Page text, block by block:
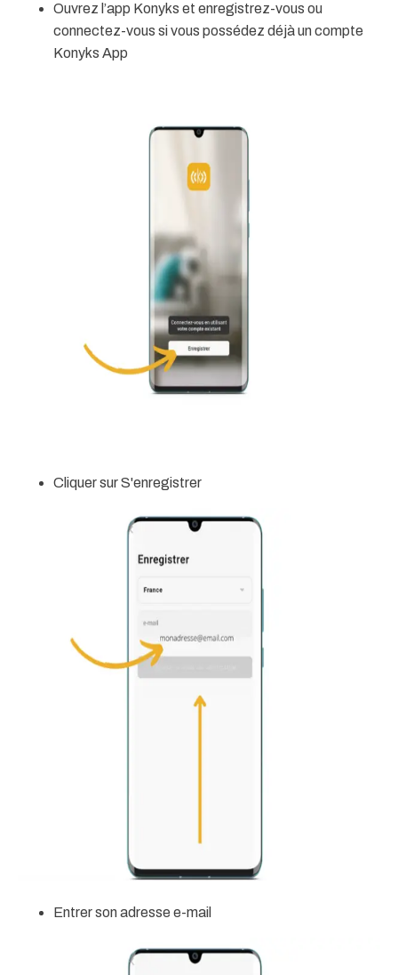
Ouvrez l’app Konyks et enregistrez-vous ou
connectez-vous si vous possédez déjà un compte
Konyks App
Cliquer sur S'enregistrer
Entrer son adresse e-mail